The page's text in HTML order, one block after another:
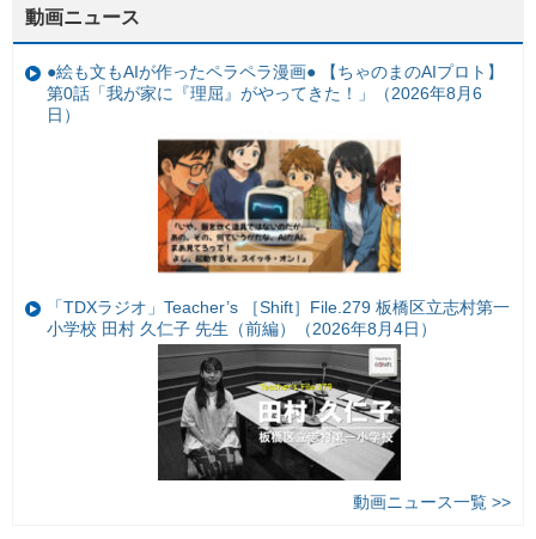
動画ニュース
●絵も文もAIが作ったペラペラ漫画● 【ちゃのまのAIプロト】
第0話「我が家に『理屈』がやってきた！」（2026年8月6
日）
「TDXラジオ」Teacher’s ［Shift］File.279 板橋区立志村第一
小学校 田村 久仁子 先生（前編）（2026年8月4日）
動画ニュース一覧 >>